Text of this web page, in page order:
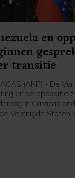
en
transitie
(ANP) - De
en de oppositie
in Caracas
Verenigde Staten